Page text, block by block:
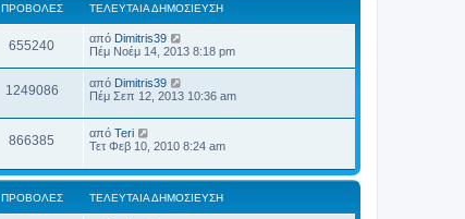
ΠΡΟΒΟΛΈΣ ΤΕΛΕΥΤΑΊΑ ΔΗΜΟΣΊΕΥΣΗ
655240 από Dimitris39
Πέμ Νοέμ 14, 2013 8:18 pm
1249086 από Dimitris39
Πέμ Σεπ 12, 2013 10:36 am
866385 από Teri
Τετ Φεβ 10, 2010 8:24 am
ΠΡΟΒΟΛΈΣ ΤΕΛΕΥΤΑΊΑ ΔΗΜΟΣΊΕΥΣΗ